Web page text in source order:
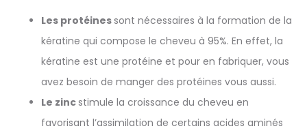
Les protéinessont nécessaires à la formation de la
kératine qui compose le cheveu à 95%. En effet, la
kératine est une protéine et pour en fabriquer, vous
avez besoin de manger des protéines vous aussi.
Le zincstimule la croissance du cheveu en
favorisant l’assimilation de certains acides aminés